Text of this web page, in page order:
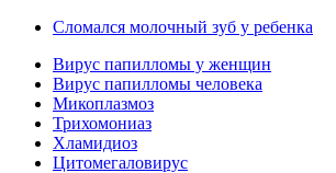
Сломался молочный зуб у ребенка
Вирус папилломы у женщин
Вирус папилломы человека
Микоплазмоз
Трихомониаз
Хламидиоз
Цитомегаловирус